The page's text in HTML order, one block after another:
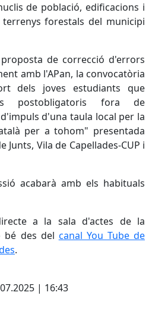
de població, edificacions i
terrenys forestals del municipi
de correcció d'errors
amb l'APan, la convocatòria
dels joves estudiants que
postobligatoris fora de
d'una taula local per la
per a tohom" presentada
Vila de Capellades-CUP i
acabarà amb els habituals
a la sala d'actes de la
bé des del canal You Tube de
.
| 16:43